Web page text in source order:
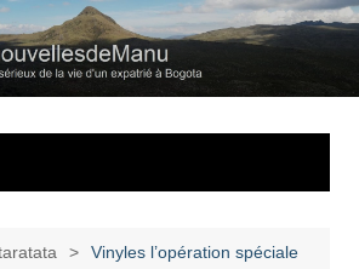
vie d’expatrié à Bogota
Vinyles l’opération spéciale